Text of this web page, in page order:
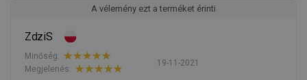
A vélemény ezt a terméket érinti
ZdziS
19-11-2021
Minőség:
Megjelenés: